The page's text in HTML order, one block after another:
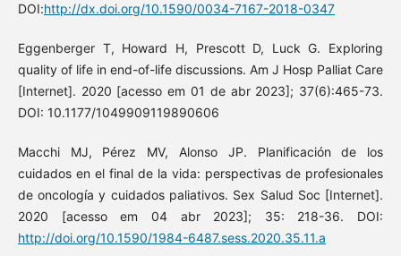
DOI:http://dx.doi.org/10.1590/0034-7167-2018-0347
Eggenberger T, Howard H, Prescott D, Luck G. Exploring
quality of life in end-of-life discussions. Am J Hosp Palliat Care
[Internet]. 2020 [acesso em 01 de abr 2023]; 37(6):465-73.
DOI: 10.1177/1049909119890606
Macchi MJ, Pérez MV, Alonso JP. Planificación de los
cuidados en el final de la vida: perspectivas de profesionales
de oncología y cuidados paliativos. Sex Salud Soc [Internet].
2020 [acesso em 04 abr 2023]; 35: 218-36. DOI:
http://doi.org/10.1590/1984-6487.sess.2020.35.11.a